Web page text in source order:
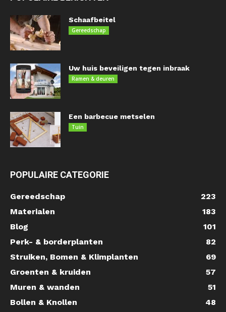
Schaafbeitel
Gereedschap
Uw huis beveiligen tegen inbraak
Ramen & deuren
Een barbecue metselen
Tuin
POPULAIRE CATEGORIE
Gereedschap
223
Materialen
183
Blog
101
Perk- & borderplanten
82
Struiken, Bomen & Klimplanten
69
Groenten & kruiden
57
Muren & wanden
51
Bollen & Knollen
48